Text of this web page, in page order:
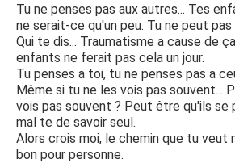
Tu ne penses pas aux autres... Tes
ne serait-ce qu'un peu. Tu ne peut
Qui te dis... Traumatisme a cause de
enfants ne ferait pas cela un jour.
Tu penses a toi, tu ne penses pas a
Même si tu ne les vois pas souvent...
vois pas souvent ? Peut être qu'ils se
mal te de savoir seul.
Alors crois moi, le chemin que tu veut
bon pour personne.